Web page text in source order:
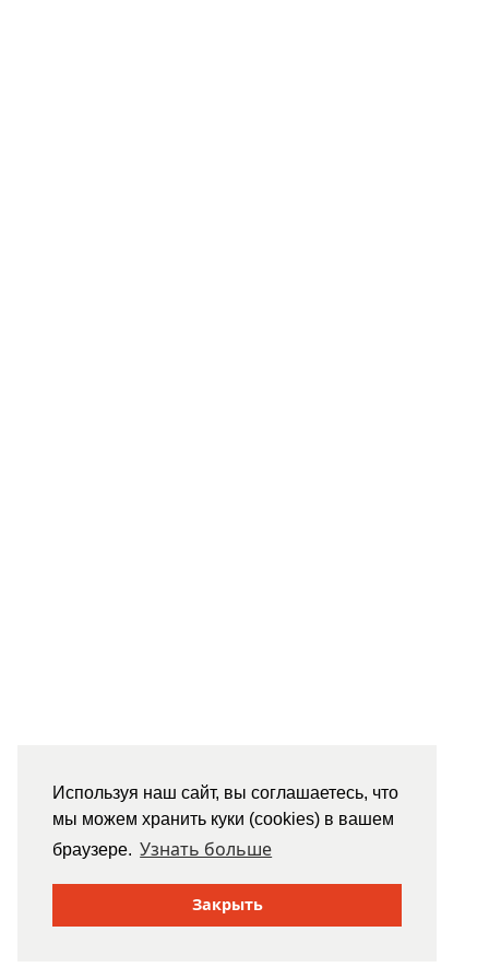
Используя наш сайт, вы соглашаетесь, что
мы можем хранить куки (cookies) в вашем
браузере. Узнать больше
Закрыть